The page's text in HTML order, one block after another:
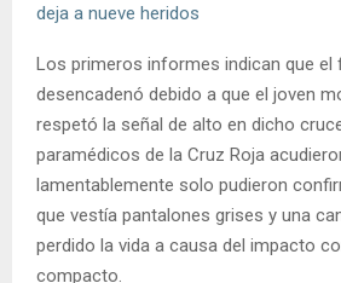
deja a nueve heridos
Los primeros informes indican que el
desencadenó debido a que el joven
respetó la señal de alto en dicho
paramédicos de la Cruz Roja
lamentablemente solo pudieron
que vestía pantalones grises y una
perdido la vida a causa del impacto
compacto.